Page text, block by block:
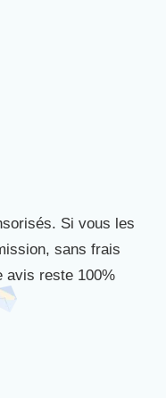
Si vous les
sans frais
avis reste 100%